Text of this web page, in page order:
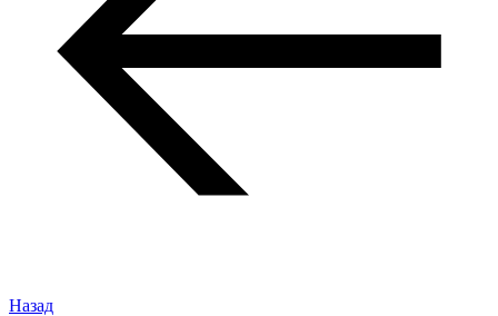
Назад